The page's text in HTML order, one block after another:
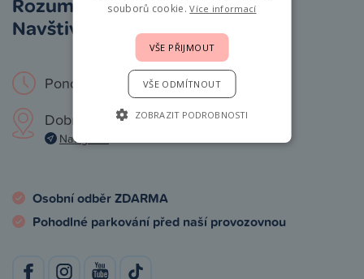
Navštivte nás osobně!
Pondělí – Neděle: 9 – 19 hod.
Dobronická 1257, Praha 4
Navigovat
Osobní odběr ZDARMA
Pohodlné parkování před naší provozovnou
souborů cookie.Více informací
VŠE PŘIJMOUT
VŠE ODMÍTNOUT
ZOBRAZIT PODROBNOSTI